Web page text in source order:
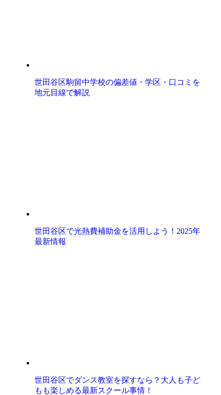
世田谷区駒留中学校の偏差値・学区・口コミを
地元目線で解説
世田谷区で光熱費補助金を活用しよう！2025年
最新情報
世田谷区でダンス教室を探すなら？大人も子ど
もも楽しめる最新スクール事情！